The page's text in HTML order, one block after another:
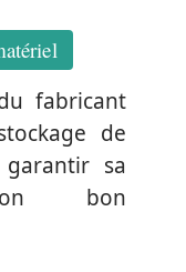
fabricant
de
sa
bon